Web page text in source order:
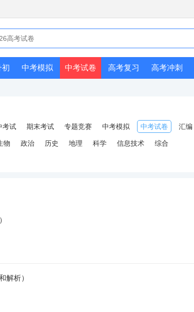
初 中考模拟 中考试卷 高考复习 高考冲刺
考试 期末考试 专题竞赛 中考模拟 中考试卷 汇编
物 政治 历史 地理 科学 信息技术 综合
解析）